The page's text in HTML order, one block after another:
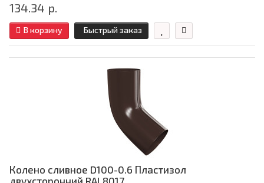
134.34 р.
В корзину Быстрый заказ
Колено сливное D100-0.6 Пластизол